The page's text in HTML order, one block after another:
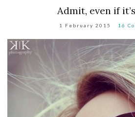
Admit, even if
1 February 2015 16